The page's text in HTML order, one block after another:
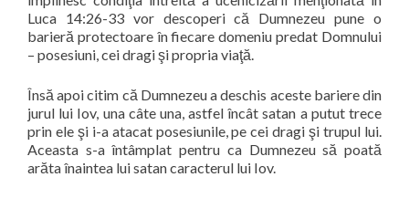
Luca 14:26-33 vor descoperi că Dumnezeu pune o
barieră protectoare în fiecare domeniu predat Domnului
– posesiuni, cei dragi şi propria viaţă.
Însă apoi citim că Dumnezeu a deschis aceste bariere din
jurul lui Iov, una câte una, astfel încât satan a putut trece
prin ele şi i-a atacat posesiunile, pe cei dragi şi trupul lui.
Aceasta s-a întâmplat pentru ca Dumnezeu să poată
arăta înaintea lui satan caracterul lui Iov.